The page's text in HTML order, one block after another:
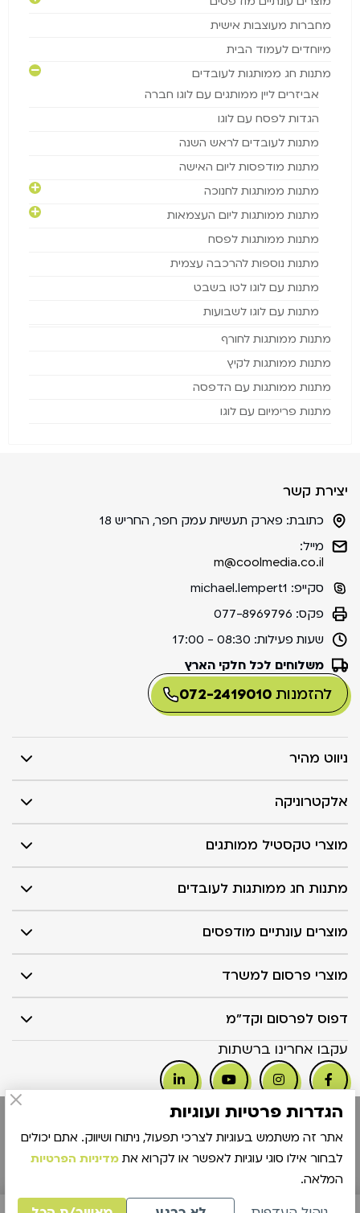
מחברות מעוצבות אישית
מיוחדים לעמוד הבית
מתנות חג ממותגות לעובדים
אביזרים ליין ממותגים עם לוגו חברה
הגדות לפסח עם לוגו
מתנות לעובדים לראש השנה
מתנות מודפסות ליום האישה
מתנות ממותגות לחנוכה
מתנות ממותגות ליום העצמאות
מתנות ממותגות לפסח
מתנות נוספות להרכבה עצמית
מתנות עם לוגו לטו בשבט
מתנות עם לוגו לשבועות
מתנות ממותגות לחורף
מתנות ממותגות לקיץ
מתנות ממותגות עם הדפסה
מתנות פרימיום עם לוגו
יצירת קשר
כתובת: פארק תעשיות עמק חפר, החריש 18
מייל:
m@coolmedia.co.il
סקייפ: michael.lempert1
פקס: 077-8969796
שעות פעילות: 08:30 - 17:00
משלוחים לכל חלקי הארץ
להזמנות072-2419010
ניווט מהיר
אלקטרוניקה
מוצרי טקסטיל ממותגים
מתנות חג ממותגות לעובדים
מוצרים עונתיים מודפסים
מוצרי פרסום למשרד
דפוס לפרסום וקד"מ
עקבו אחרינו ברשתות
כל הזכויות שמורות Cool Media ©
2026
קידום אתר | UI UX
הצהרת
נגישות
לפרטים והזמנות:
הגדרות פרטיות ועוגיות
אתר זה משתמש בעוגיות לצרכי תפעול, ניתוח ושיווק. אתם יכולים
לבחור אילו סוגי עוגיות לאפשר או לקרוא את מדיניות הפרטיות
המלאה.